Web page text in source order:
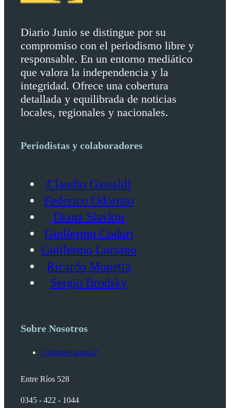
Diario Junio se distingue por su
compromiso con el periodismo libre y
responsable. En un entorno mediático
que valora la independencia y la
integridad. Ofrece una cobertura
detallada y equilibrada de noticias
locales, regionales y nacionales.
Periodistas y colaboradores
Claudio Gastaldi
Federico Odorisio
Diana Slavkin
Guillermo Coduri
Guillermo Luciano
Ricardo Monetta
Sergio Brodsky
Sobre Nosotros
¿Quienes somos?
Entre Ríos 528
0345 - 422 - 1044